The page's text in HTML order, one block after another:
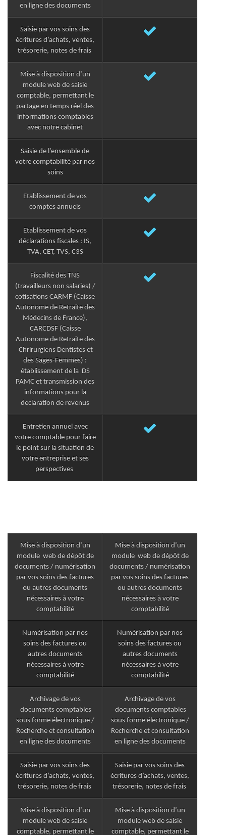
en ligne des documents
Saisie par vos soins des
écritures d’achats, ventes,
trésorerie, notes de frais
Mise à disposition d’un
module web de saisie
comptable, permettant le
partage en temps réel des
informations comptables
avec notre cabinet
Saisie de l’ensemble de
votre comptabilité par nos
soins
Etablissement de vos
comptes annuels
Etablissement de vos
déclarations fiscales : IS,
TVA, CET, TVS, C3S
Fiscalité des TNS
(travailleurs non salaries) /
cotisations CARMF (Caisse
Autonome de Retraite des
Médecins de France),
CARCDSF (Caisse
Autonome de Retraite des
Chrirurgiens Dentistes et
des Sages-Femmes) :
établissement de la DS
PAMC et transmission des
informations pour la
declaration de revenus
Entretien annuel avec
votre comptable pour faire
le point sur la situation de
votre entreprise et ses
perspectives
Mise à disposition d’un
module web de dépôt de
documents / numérisation
par vos soins des factures
ou autres documents
nécessaires à votre
comptabilité
Numérisation par nos
soins des factures ou
autres documents
nécessaires à votre
comptabilité
Archivage de vos
documents comptables
sous forme électronique /
Recherche et consultation
en ligne des documents
Saisie par vos soins des
écritures d’achats, ventes,
trésorerie, notes de frais
Mise à disposition d’un
module web de saisie
comptable, permettant le
Mise à disposition d’un
module web de dépôt de
documents / numérisation
par vos soins des factures
ou autres documents
nécessaires à votre
comptabilité
Numérisation par nos
soins des factures ou
autres documents
nécessaires à votre
comptabilité
Archivage de vos
documents comptables
sous forme électronique /
Recherche et consultation
en ligne des documents
Saisie par vos soins des
écritures d’achats, ventes,
trésorerie, notes de frais
Mise à disposition d’un
module web de saisie
comptable, permettant le